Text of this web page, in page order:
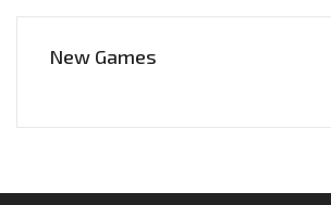
New Games
Síguenos en Instagram